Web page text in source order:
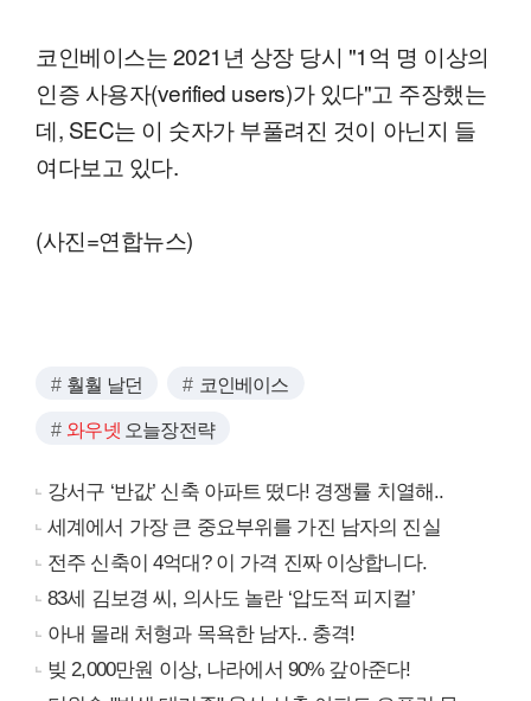
코인베이스는 2021년 상장 당시 "1억 명 이상의
인증 사용자(verified users)가 있다"고 주장했는
데, SEC는 이 숫자가 부풀려진 것이 아닌지 들
여다보고 있다.
(사진=연합뉴스)
훨훨 날던 코인베이스
와우넷 오늘장전략
강서구 ‘반값’ 신축 아파트 떴다! 경쟁률 치열해..
세계에서 가장 큰 중요부위를 가진 남자의 진실
전주 신축이 4억대? 이 가격 진짜 이상합니다.
83세 김보경 씨, 의사도 놀란 ‘압도적 피지컬’
아내 몰래 처형과 목욕한 남자.. 충격!
빚 2,000만원 이상, 나라에서 90% 갚아준다!